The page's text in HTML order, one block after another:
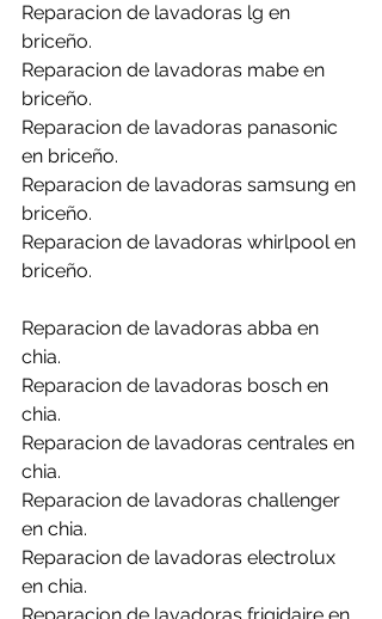
Reparacion de lavadoras lg en
briceño.
Reparacion de lavadoras mabe en
briceño.
Reparacion de lavadoras panasonic
en briceño.
Reparacion de lavadoras samsung en
briceño.
Reparacion de lavadoras whirlpool en
briceño.
Reparacion de lavadoras abba en
chia.
Reparacion de lavadoras bosch en
chia.
Reparacion de lavadoras centrales en
chia.
Reparacion de lavadoras challenger
en chia.
Reparacion de lavadoras electrolux
en chia.